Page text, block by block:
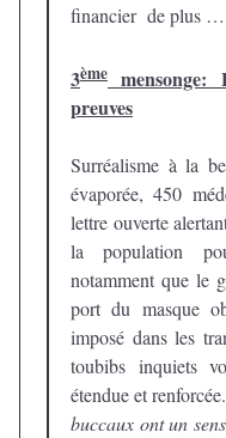
financier de plus
3ème
preuves
Surréalisme à la
évaporée, 450
lettre ouverte
la population
notamment que le
port du masque
imposé dans les
toubibs inquiets
étendue et
buccaux ont un